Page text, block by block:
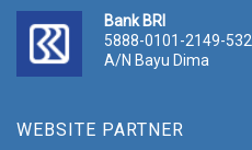
Bank BRI
5888-0101-2149-532
A/N Bayu Dima
WEBSITE PARTNER